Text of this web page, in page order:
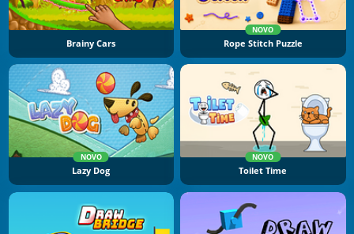
Brainy Cars
NOVO
Rope Stitch Puzzle
NOVO
Lazy Dog
NOVO
Toilet Time